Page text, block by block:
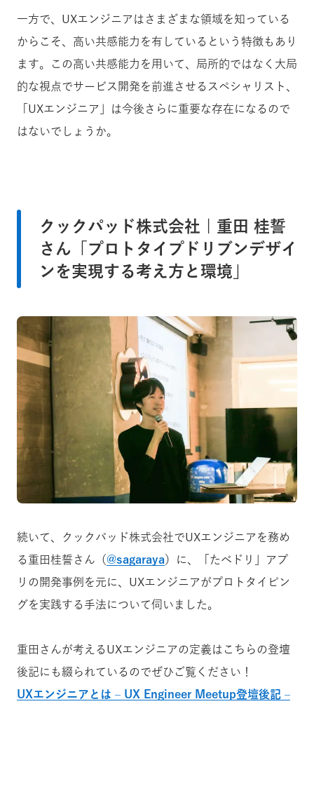
一方で、UXエンジニアはさまざまな領域を知っている
からこそ、高い共感能力を有しているという特徴もあり
ます。この高い共感能力を用いて、局所的ではなく大局
的な視点でサービス開発を前進させるスペシャリスト、
「UXエンジニア」は今後さらに重要な存在になるので
はないでしょうか。
クックパッド株式会社 | 重田 桂誓
さん「プロトタイプドリブンデザイ
ンを実現する考え方と環境」
続いて、クックパッド株式会社でUXエンジニアを務め
る重田桂誓さん（@sagaraya）に、「たべドリ」アプ
リの開発事例を元に、UXエンジニアがプロトタイピン
グを実践する手法について伺いました。
重田さんが考えるUXエンジニアの定義はこちらの登壇
後記にも綴られているのでぜひご覧ください！
UXエンジニアとは – UX Engineer Meetup登壇後記 –